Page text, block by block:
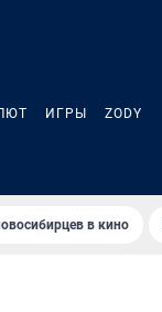
ИГРЫ ZODY
в кино